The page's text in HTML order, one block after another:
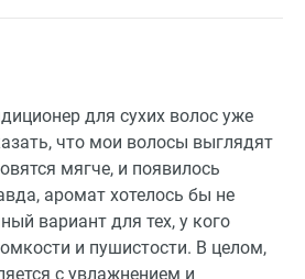
для сухих волос уже
что мои волосы выглядят
мягче, и появилось
аромат хотелось бы не
вариант для тех, у кого
и пушистости. В целом,
с увлажнением и